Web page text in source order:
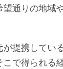
望通りの地域
提携してい
こで得られる